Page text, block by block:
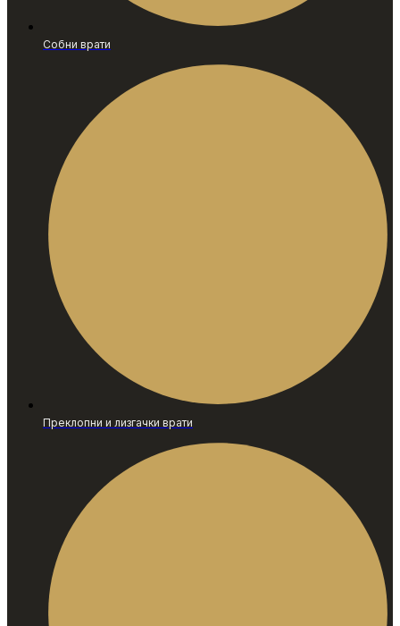
Собни врати
Преклопни и лизгачки врати